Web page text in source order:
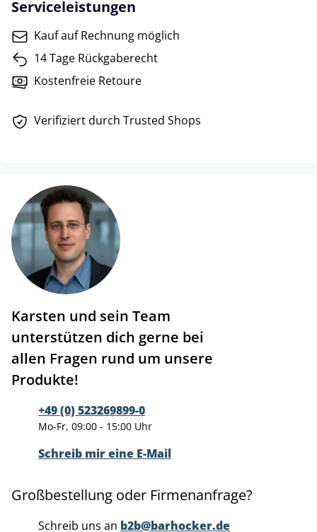
Serviceleistungen
Kauf auf Rechnung möglich
14 Tage Rückgaberecht
Kostenfreie Retoure
Verifiziert durch Trusted Shops
Karsten und sein Team
unterstützen dich gerne bei
allen Fragen rund um unsere
Produkte!
+49 (0) 523269899-0
Mo-Fr, 09:00 - 15:00 Uhr
Schreib mir eine E-Mail
Großbestellung oder Firmenanfrage?
Schreib uns an b2b@barhocker.de